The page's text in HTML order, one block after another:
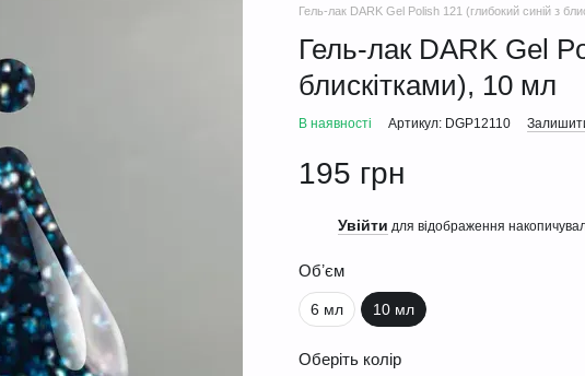
Гель-лак DARK Gel Polish 121 (глибокий синій з
Гель-лак DARK Gel
блискітками), 10 мл
В наявності Артикул: DGP12110
195 грн
Увійти для відображення
Обʼєм
6 мл 10 мл
Оберіть колір